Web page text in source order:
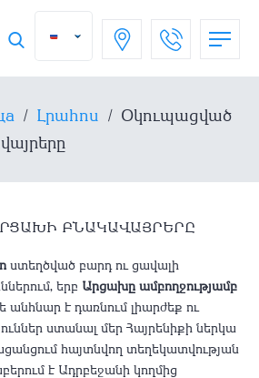
/ Լրահոս / Օկուպացված
ԲՆԱԿԱՎԱՅՐԵՐԸ
ստեղծված բարդ ու ցավալի
երբ Արցախը ամբողջությամբ
անհնար է դառնում լիարժեք ու
ստանալ մեր Հայրենիքի ներկա
հայտնվող տեղեկատվության
է Ադրբեջանի կողմից